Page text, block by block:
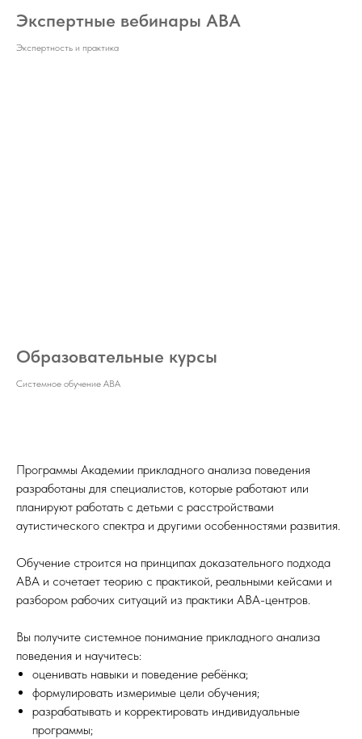
Экспертные вебинары ABA
Экспертность и практика
Образовательные курсы
Системное обучение ABA
Программы Академии прикладного анализа поведения
разработаны для специалистов, которые работают или
планируют работать с детьми с расстройствами
аутистического спектра и другими особенностями развития.
Обучение строится на принципах доказательного подхода
ABA и сочетает теорию с практикой, реальными кейсами и
разбором рабочих ситуаций из практики АВА-центров.
Вы получите системное понимание прикладного анализа
поведения и научитесь:
оценивать навыки и поведение ребёнка;
формулировать измеримые цели обучения;
разрабатывать и корректировать индивидуальные
программы;